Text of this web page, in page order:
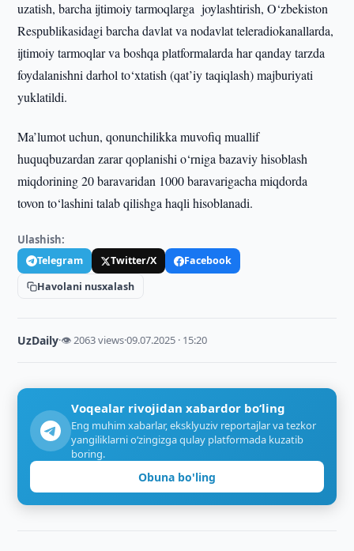
uzatish, barcha ijtimoiy tarmoqlarga joylashtirish, O‘zbekiston
Respublikasidagi barcha davlat va nodavlat teleradiokanallarda,
ijtimoiy tarmoqlar va boshqa platformalarda har qanday tarzda
foydalanishni darhol to‘xtatish (qat’iy taqiqlash) majburiyati
yuklatildi.
Ma’lumot uchun, qonunchilikka muvofiq muallif
huquqbuzardan zarar qoplanishi o‘rniga bazaviy hisoblash
miqdorining 20 baravaridan 1000 baravarigacha miqdorda
tovon to‘lashini talab qilishga haqli hisoblanadi.
Ulashish:
Telegram Twitter/X
Facebook
Havolani nusxalash
UzDaily·👁 2063 views·09.07.2025 · 15:20
Voqealar rivojidan xabardor bo‘ling
Eng muhim xabarlar, eksklyuziv reportajlar va tezkor
yangiliklarni o‘zingizga qulay platformada kuzatib
boring.
Obuna bo'ling